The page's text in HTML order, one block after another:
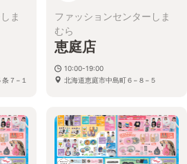
ま
７−１
ファッションセンターしま
むら
恵庭店
10:00-19:00
北海道恵庭市中島町６−８−５